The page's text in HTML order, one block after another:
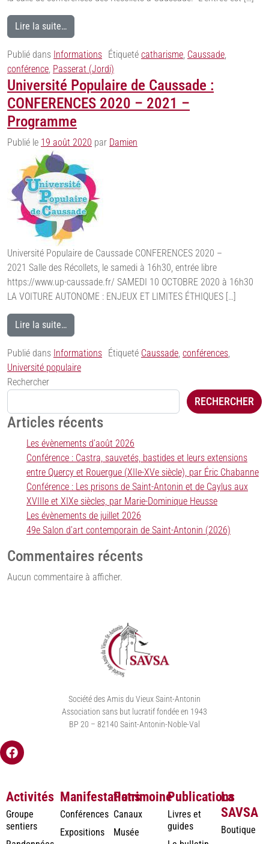
Lire la suite…
Publié dans Informations Étiqueté catharisme Caussade
conférence Passerat (Jordi)
Université Populaire de Caussade :
CONFERENCES 2020 – 2021 –
Programme
Publié le 19 août 2020 par Damien
Université Populaire de Caussade CONFERENCES 2020 –
2021 Salle des Récollets, le samedi à 16h30, entrée libre
https://www.up-caussade.fr/ SAMEDI 10 OCTOBRE 2020 à 16h30
LA VOITURE AUTONOME : ENJEUX ET LIMITES ÉTHIQUES […]
Lire la suite…
Publié dans Informations Étiqueté Caussade conférences
Université populaire
Rechercher
RECHERCHER
Articles récents
Les évènements d’août 2026
Conférence : Castra, sauvetés, bastides et leurs extensions
entre Quercy et Rouergue (XIIe-XVe siècle), par Éric Chabanne
Conférence : Les prisons de Saint-Antonin et de Caylus aux
XVIIIe et XIXe siècles, par Marie-Dominique Heusse
Les évènements de juillet 2026
49e Salon d’art contemporain de Saint-Antonin (2026)
Commentaires récents
Aucun commentaire à afficher.
Société des Amis du Vieux Saint-Antonin
Association sans but lucratif fondée en 1943
BP 20 – 82140 Saint-Antonin-Noble-Val
Activités
Groupe
sentiers
Manifestations
Conférences
Expositions
Patrimoine
Canaux
Musée
Publications
Livres et
guides
La
SAVSA
Boutique